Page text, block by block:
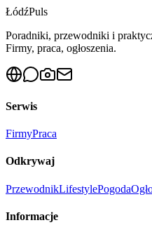
ŁódźPuls
Poradniki, przewodniki i
Firmy, praca, ogłoszenia.
Serwis
FirmyPraca
Odkrywaj
PrzewodnikLifestylePogoda
Informacje